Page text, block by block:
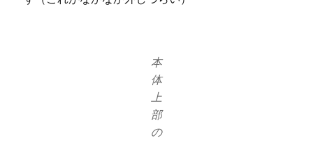
本
体
上
部
の